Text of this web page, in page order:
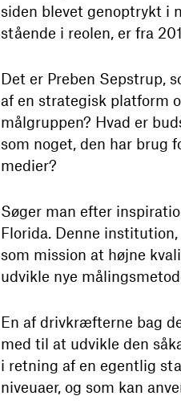
siden blevet genoptrykt i
stående i reolen, er fra
Det er Preben Sepstrup,
af en strategisk platform
målgruppen? Hvad er
som noget, den har brug
medier?
Søger man efter
Florida. Denne
som mission at højne
udvikle nye
En af drivkræfterne bag
med til at udvikle den
i retning af en egentlig
niveuaer, og som kan